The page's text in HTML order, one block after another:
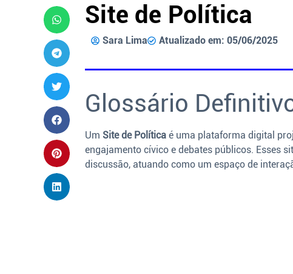
Site de Política
Sara Lima Atualizado em: 05/06/2025
Glossário
Um Site de Política é uma plataforma digital
engajamento cívico e debates públicos. Esses
discussão, atuando como um espaço de